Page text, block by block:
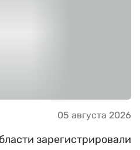
05 августа 2026
зарегистрировали